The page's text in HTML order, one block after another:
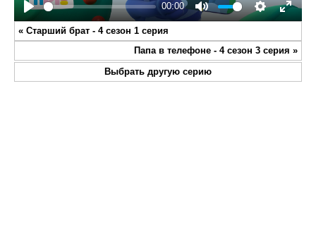
Play
00:00
Mute Settings
Enter
« Старший брат - 4 сезон 1 серия
Папа в телефоне - 4 сезон 3 серия »
Выбрать другую серию